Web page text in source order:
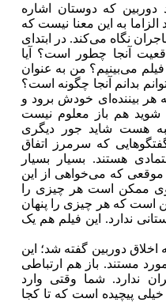
که دوستان اشاره
الزاما به این معنا نیست که
نگاه می‌کند. در ابتدای
آنجا چطور است؟ آیا
می‌بینیم؟ من به عنوان
بدانم آنجا چگونه است؟
هر بیننده‌ای خودش برود و
شوید هم باز معلوم نیست
هست شاید جور دیگری
که سرمرز اتفاق
هستند. بسیار بسیار
که می‌خواهی از این
ممکن است هر چیزی را
است که هر چیزی را پنهان
ندارد. این فیلم هم یک
اخلاق دوربین گفته شد؛ این
مستند. باز هم ارتباطی
ندارد. شما وقتی وارد
پیچیده است که تا کجا